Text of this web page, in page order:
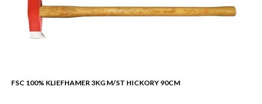
FSC 100% KLIEFHAMER 3KG M/ST HICKORY 90CM